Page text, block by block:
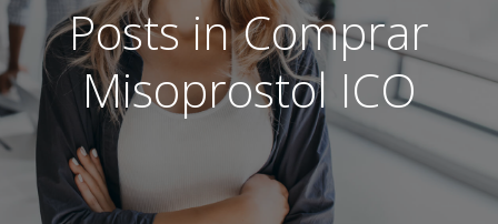
Posts in Comprar
Misoprostol ICO